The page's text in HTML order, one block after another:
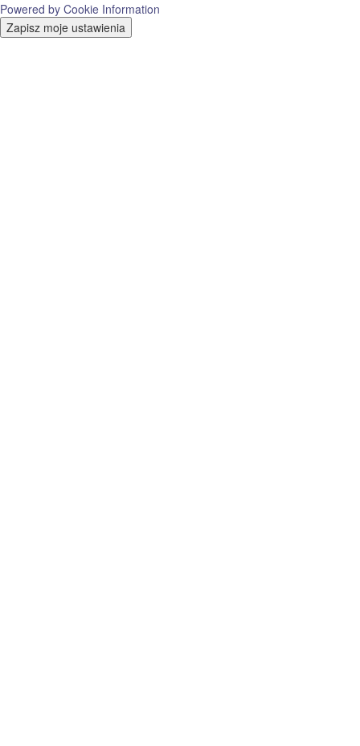
Powered by Cookie Information
Zapisz moje ustawienia